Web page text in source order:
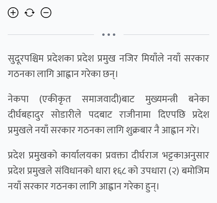
• • •
सुदूरपश्चिम प्रदेशका प्रदेश प्रमुख नजिर मियाँले नयाँ सरकार
गठनका लागि आह्वान गरेका छन्।
नेकपा (एकीकृत समाजवादी)बाट मुख्यमन्त्री बनेका
दीर्घबहादुर सोडारीले पदबाट राजीनामा दिएपछि प्रदेश
प्रमुखले नयाँ सरकार गठनका लागि शुक्रबार नै आह्वान गरे।
प्रदेश प्रमुखको कार्यालयका प्रवक्ता दीर्घराज भट्टकाअनुसार
प्रदेश प्रमुखले संविधानको धारा १६८ को उपधारा (२) बमोजिम
नयाँ सरकार गठनका लागि आह्वान गरेका हुन्।